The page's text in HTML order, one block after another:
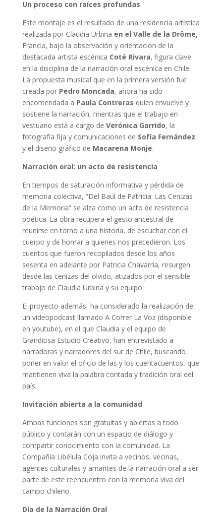
Un proceso con raíces profundas
Este montaje es el resultado de una residencia artística
realizada por Claudia Urbina en el Valle de la Drôme,
Francia, bajo la observación y orientación de la
destacada artista escénica Coté Rivara, figura clave
en la disciplina de la narración oral escénica en Chile.
La propuesta musical que en la primera versión fue
creada por Pedro Moncada, ahora ha sido
encomendada a Paula Contreras quien envuelve y
sostiene la narración, mientras que el trabajo en
vestuario está a cargo de Verónica Garrido, la
fotografía fija y comunicaciones de Sofía Fernández
y el diseño gráfico de Macarena Monje.
Narración oral: un acto de resistencia
En tiempos de saturación informativa y pérdida de
memoria colectiva, “Del Baúl de Patricia: Las Cenizas
de la Memoria” se alza como un acto de resistencia
poética. La obra recupera el gesto ancestral de
reunirse en torno a una historia, de escuchar con el
cuerpo y de honrar a quienes nos precedieron. Los
cuentos que fueron recopilados desde los años
sesenta en adelante por Patricia Chavarría, resurgen
desde las cenizas del olvido, atizados por el sensible
trabajo de Claudia Urbina y su equipo.
El proyecto además, ha considerado la realización de
un videopodcast llamado A Correr La Voz (disponible
en youtube), en el que Claudia y el equipo de
Grandiosa Estudio Creativo, han entrevistado a
narradoras y narradores del sur de Chile, buscando
poner en valor el oficio de las y los cuentacuentos, que
mantienen viva la palabra contada y tradición oral del
país.
Invitación abierta a la comunidad
Ambas funciones son gratuitas y abiertas a todo
público y contarán con un espacio de diálogo y
compartir conocimiento con la comunidad. La
Compañía Libélula Coja invita a vecinos, vecinas,
agentes culturales y amantes de la narración oral a ser
parte de este reencuentro con la memoria viva del
campo chileno.
Día de la Narración Oral